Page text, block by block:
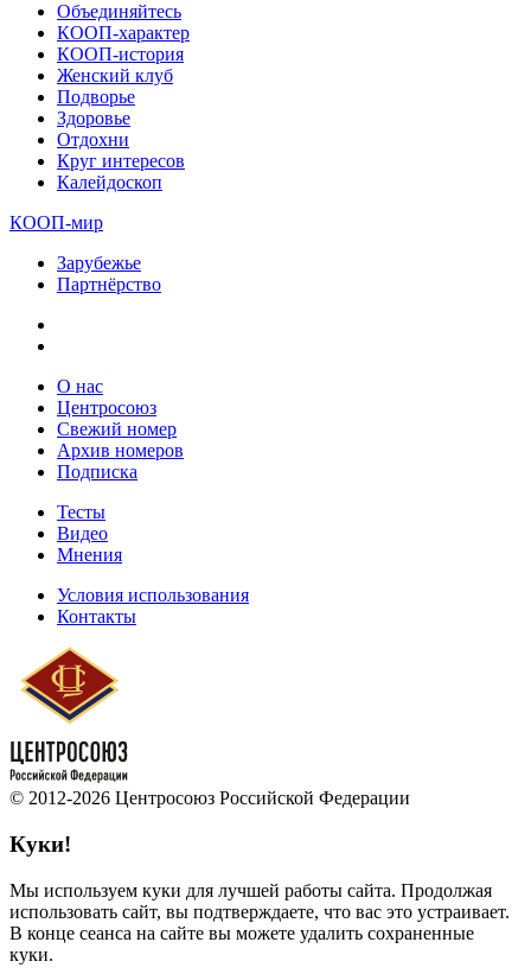
Объединяйтесь
КООП-характер
КООП-история
Женский клуб
Подворье
Здоровье
Отдохни
Круг интересов
Калейдоскоп
КООП-мир
Зарубежье
Партнёрство
О нас
Центросоюз
Свежий номер
Архив номеров
Подписка
Тесты
Видео
Мнения
Условия использования
Контакты
© 2012-2026 Центросоюз Российской Федерации
Куки!
Мы используем куки для лучшей работы сайта. Продолжая
использовать сайт, вы подтверждаете, что вас это устраивает.
В конце сеанса на сайте вы можете удалить сохраненные
куки.